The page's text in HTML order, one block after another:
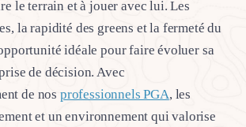
le terrain et à jouer avec lui. Les
la rapidité des greens et la fermeté du
idéale pour faire évoluer sa
de décision. Avec
de nos professionnels PGA, les
et un environnement qui valorise